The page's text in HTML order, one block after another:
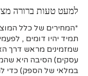
למעט טעות ברורה
*המחירים של כלל
תמיד יהיו דומים ,
עסקים) הסיבה היא
במלאי של הספק) כדי